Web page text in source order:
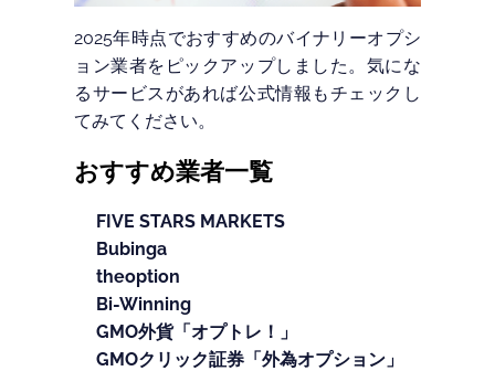
2025年時点でおすすめのバイナリーオプシ
ョン業者をピックアップしました。気にな
るサービスがあれば公式情報もチェックし
てみてください。
おすすめ業者一覧
FIVE STARS MARKETS
Bubinga
theoption
Bi-Winning
GMO外貨「オプトレ！」
GMOクリック証券「外為オプション」